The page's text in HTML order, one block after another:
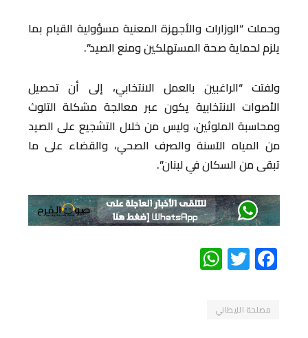
وحملت “الوزارات والأجهزة المعنية مسؤولية القيام بما
يلزم لحماية صحة المستهلكين ومنع الصيد”.
ولفتت “الراغبين بالعمل الانتخابي، إلى أن تحصيل
الأصوات الانتخابية يكون عبر معالجة مشكلة التلوث
ومحاسبة الملوثين، وليس من خلال التشجيع على الصيد
من المياه الآسنة والصرف الصحي، والقضاء على ما
تبقى من السكان في لبنان”.
Facebook
Twitter
WhatsApp
مصلحة الليطاني